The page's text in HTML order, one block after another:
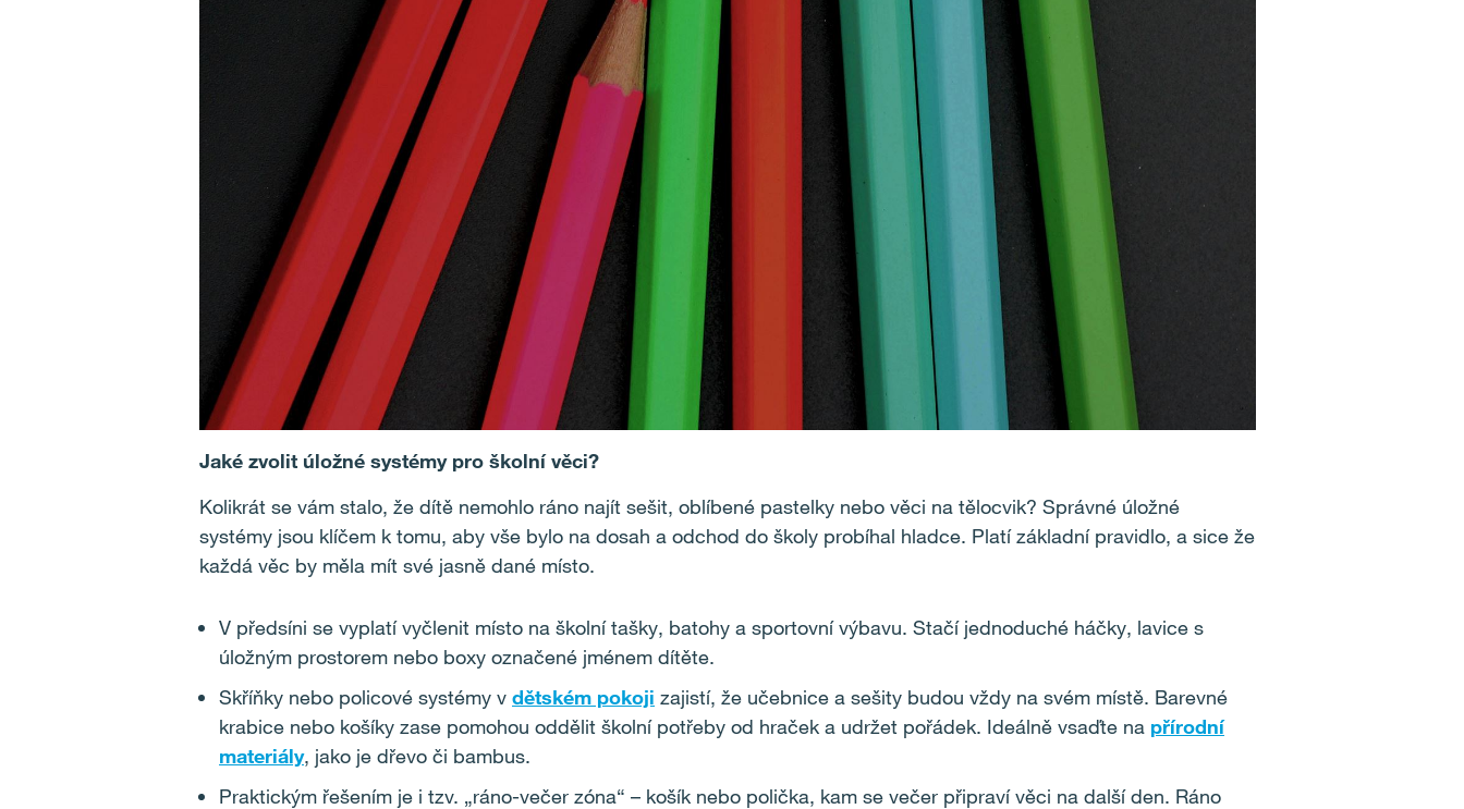
Jaké zvolit úložné systémy pro školní věci?
Kolikrát se vám stalo, že dítě nemohlo ráno najít sešit, oblíbené pastelky nebo věci na tělocvik? Správné úložné
systémy jsou klíčem k tomu, aby vše bylo na dosah a odchod do školy probíhal hladce. Platí základní pravidlo, a sice že
každá věc by měla mít své jasně dané místo.
V předsíni se vyplatí vyčlenit místo na školní tašky, batohy a sportovní výbavu. Stačí jednoduché háčky, lavice s
úložným prostorem nebo boxy označené jménem dítěte.
Skříňky nebo policové systémy v dětském pokoji zajistí, že učebnice a sešity budou vždy na svém místě. Barevné
krabice nebo košíky zase pomohou oddělit školní potřeby od hraček a udržet pořádek. Ideálně vsaďte na přírodní
materiály, jako je dřevo či bambus.
Praktickým řešením je i tzv. „ráno-večer zóna“ – košík nebo polička, kam se večer připraví věci na další den. Ráno